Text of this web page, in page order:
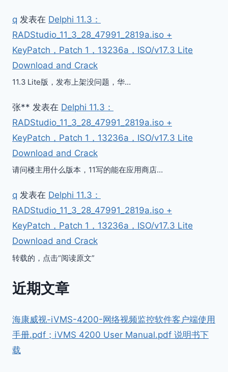
q 发表在 Delphi 11.3：
RADStudio_11_3_28_47991_2819a.iso +
KeyPatch，Patch 1，13236a，ISO/v17.3 Lite
Download and Crack
11.3 Lite版，发布上架没问题，华…
张** 发表在 Delphi 11.3：
RADStudio_11_3_28_47991_2819a.iso +
KeyPatch，Patch 1，13236a，ISO/v17.3 Lite
Download and Crack
请问楼主用什么版本，11写的能在应用商店…
q 发表在 Delphi 11.3：
RADStudio_11_3_28_47991_2819a.iso +
KeyPatch，Patch 1，13236a，ISO/v17.3 Lite
Download and Crack
转载的，点击“阅读原文”
近期文章
海康威视-iVMS-4200-网络视频监控软件客户端使用
手册.pdf；iVMS 4200 User Manual.pdf 说明书下
载